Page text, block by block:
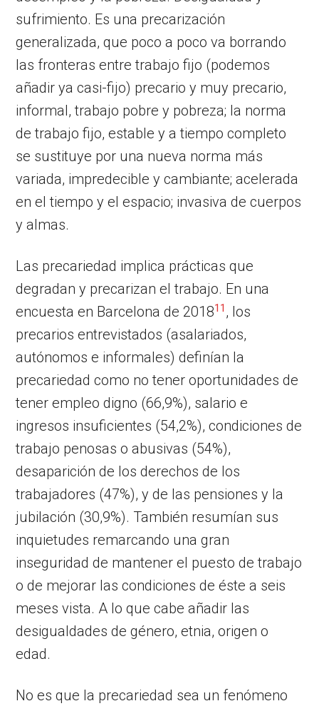
sufrimiento. Es una precarización
generalizada, que poco a poco va borrando
las fronteras entre trabajo fijo (podemos
añadir ya casi-fijo) precario y muy precario,
informal, trabajo pobre y pobreza; la norma
de trabajo fijo, estable y a tiempo completo
se sustituye por una nueva norma más
variada, impredecible y cambiante; acelerada
en el tiempo y el espacio; invasiva de cuerpos
y almas.
Las precariedad implica prácticas que
degradan y precarizan el trabajo. En una
encuesta en Barcelona de 201811 , los
precarios entrevistados (asalariados,
autónomos e informales) definían la
precariedad como no tener oportunidades de
tener empleo digno (66,9%), salario e
ingresos insuficientes (54,2%), condiciones de
trabajo penosas o abusivas (54%),
desaparición de los derechos de los
trabajadores (47%), y de las pensiones y la
jubilación (30,9%). También resumían sus
inquietudes remarcando una gran
inseguridad de mantener el puesto de trabajo
o de mejorar las condiciones de éste a seis
meses vista. A lo que cabe añadir las
desigualdades de género, etnia, origen o
edad.
No es que la precariedad sea un fenómeno